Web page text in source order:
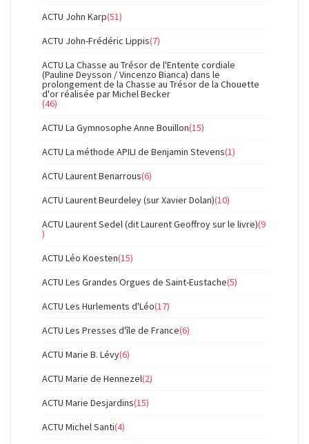
ACTU John Karp(51)
ACTU John-Frédéric Lippis(7)
ACTU La Chasse au Trésor de l'Entente cordiale
(Pauline Deysson / Vincenzo Bianca) dans le
prolongement de la Chasse au Trésor de la Chouette
d'or réalisée par Michel Becker
(46)
ACTU La Gymnosophe Anne Bouillon(15)
ACTU La méthode APILI de Benjamin Stevens(1)
ACTU Laurent Benarrous(6)
ACTU Laurent Beurdeley (sur Xavier Dolan)(10)
ACTU Laurent Sedel (dit Laurent Geoffroy sur le livre)(9
)
ACTU Léo Koesten(15)
ACTU Les Grandes Orgues de Saint-Eustache(5)
ACTU Les Hurlements d'Léo(17)
ACTU Les Presses d'île de France(6)
ACTU Marie B. Lévy(6)
ACTU Marie de Hennezel(2)
ACTU Marie Desjardins(15)
ACTU Michel Santi(4)